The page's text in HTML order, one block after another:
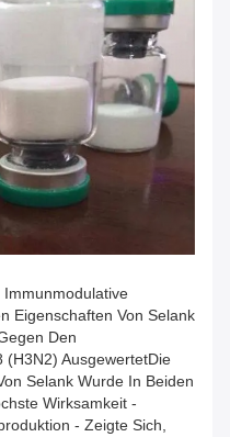
Eigenschaften Von Selank
Den
(H3N2) AusgewertetDie
Selank Wurde In Beiden
Wirksamkeit -
- Zeigte Sich,